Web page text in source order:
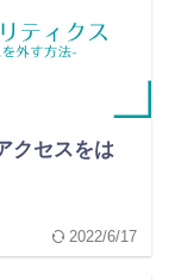
クセスをは
2022/6/17